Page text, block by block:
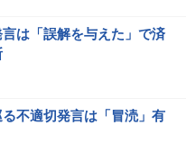
は「誤解を与えた」で済
不適切発言は「冒涜」有